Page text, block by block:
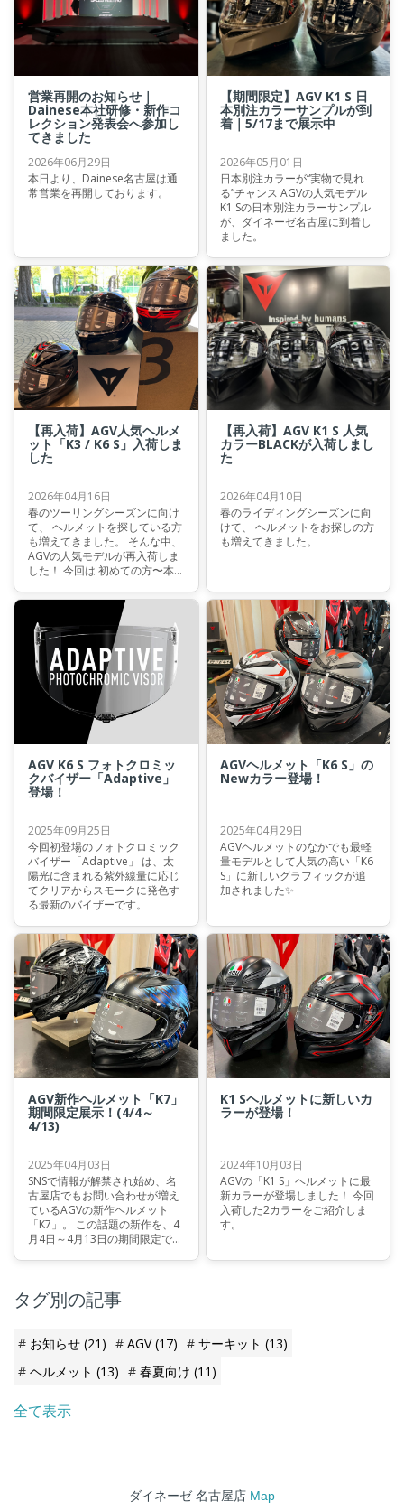
営業再開のお知らせ｜
Dainese本社研修・新作コ
レクション発表会へ参加し
てきました
2026年06月29日
本日より、Dainese名古屋は通
常営業を再開しております。
【期間限定】AGV K1 S 日
本別注カラーサンプルが到
着｜5/17まで展示中
2026年05月01日
日本別注カラーが“実物で見れ
る”チャンス AGVの人気モデル
K1 Sの日本別注カラーサンプル
が、ダイネーゼ名古屋に到着し
ました。
【再入荷】AGV人気ヘルメ
ット「K3 / K6 S」入荷しま
した
2026年04月16日
春のツーリングシーズンに向け
て、 ヘルメットを探している方
も増えてきました。 そんな中、
AGVの人気モデルが再入荷しま
した！ 今回は 初めての方〜本
デルをご紹介します。
【再入荷】AGV K1 S 人気
カラーBLACKが入荷しまし
た
2026年04月10日
春のライディングシーズンに向
けて、 ヘルメットをお探しの方
も増えてきました。
AGV K6 S フォトクロミッ
クバイザー「Adaptive」
登場！
2025年09月25日
今回初登場のフォトクロミック
バイザー「Adaptive」 は、太
陽光に含まれる紫外線量に応じ
てクリアからスモークに発色す
る最新のバイザーです。
AGVヘルメット「K6 S」の
Newカラー登場！
2025年04月29日
AGVヘルメットのなかでも最軽
量モデルとして人気の高い「K6
S」に新しいグラフィックが追
加されました✨
AGV新作ヘルメット「K7」
期間限定展示！(4/4～
4/13)
2025年04月03日
SNSで情報が解禁され始め、名
古屋店でもお問い合わせが増え
ているAGVの新作ヘルメット
「K7」。 この話題の新作を、4
月4日～4月13日の期間限定でサ
K1 Sヘルメットに新しいカ
ラーが登場！
2024年10月03日
AGVの「K1 S」ヘルメットに最
新カラーが登場しました！ 今回
入荷した2カラーをご紹介しま
す。
タグ別の記事
お知らせ (21) AGV(17) サーキット (13)
ヘルメット (13) 春夏向け (11)
全て表示
ダイネーゼ 名古屋店 Map